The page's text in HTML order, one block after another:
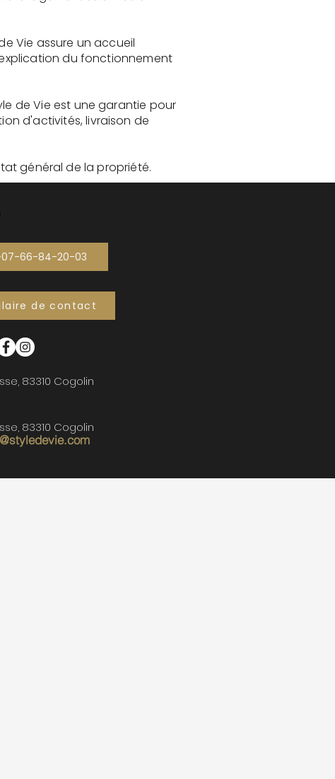
Vie assure un accueil
du fonctionnement
de Vie est une garantie pour
d'activités, livraison de
général de la propriété.
07-66-84-20-03
de contact
83310 Cogolin
83310 Cogolin